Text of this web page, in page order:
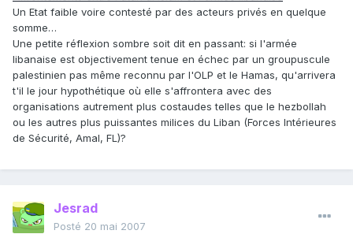
Un Etat faible voire contesté par des acteurs privés en quelque
somme…
Une petite réflexion sombre soit dit en passant: si l'armée
libanaise est objectivement tenue en échec par un groupuscule
palestinien pas même reconnu par l'OLP et le Hamas, qu'arrivera
t'il le jour hypothétique où elle s'affrontera avec des
organisations autrement plus costaudes telles que le hezbollah
ou les autres plus puissantes milices du Liban (Forces Intérieures
de Sécurité, Amal, FL)?
Jesrad
Posté 20 mai 2007